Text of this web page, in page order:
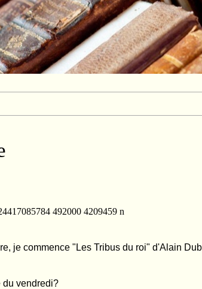
je commence "Les Tribus du roi" d'Alain
du vendredi?